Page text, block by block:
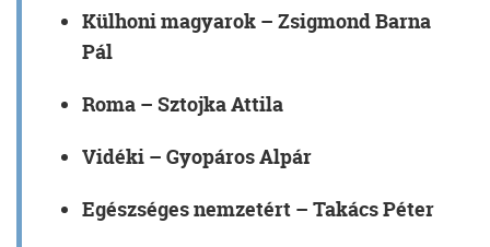
Külhoni magyarok – Zsigmond Barna
Pál
Roma – Sztojka Attila
Vidéki – Gyopáros Alpár
Egészséges nemzetért – Takács Péter